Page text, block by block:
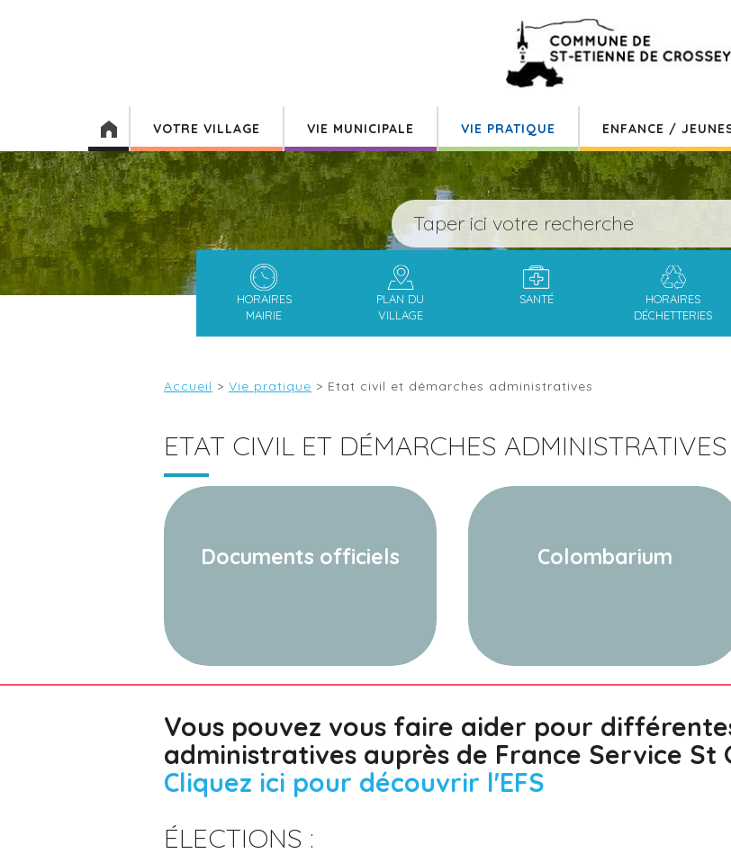
VOTRE VILLAGE VIE MUNICIPALE VIE PRATIQUE ENFANCE /
HORAIRES
MAIRIE
PLAN DU
VILLAGE
SANTÉ
HORAIRES
DÉCHETTERIES
Accueil > Vie pratique > Etat civil et démarches administratives
ETAT CIVIL ET DÉMARCHES ADMINISTRATIVES
Documents officiels Colombarium
Vous pouvez vous faire aider pour
administratives auprès de France Service St
Cliquez ici pour découvrir l'EFS
ÉLECTIONS :